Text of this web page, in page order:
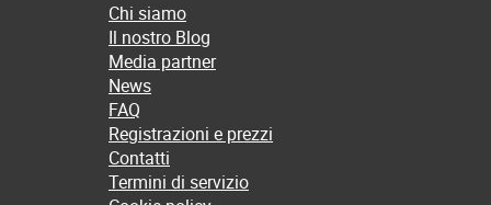
Chi siamo
Il nostro Blog
Media partner
News
FAQ
Registrazioni e prezzi
Contatti
Termini di servizio